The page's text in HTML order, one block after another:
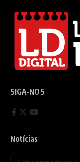
SIGA-NOS
Notícias